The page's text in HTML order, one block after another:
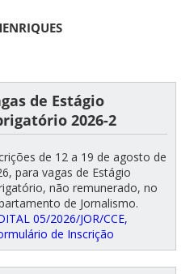
de Estágio
2026-2
de 12 a 19 de agosto de
para vagas de Estágio
não remunerado, no
de Jornalismo.
05/2026/JOR/CCE,
de Inscrição